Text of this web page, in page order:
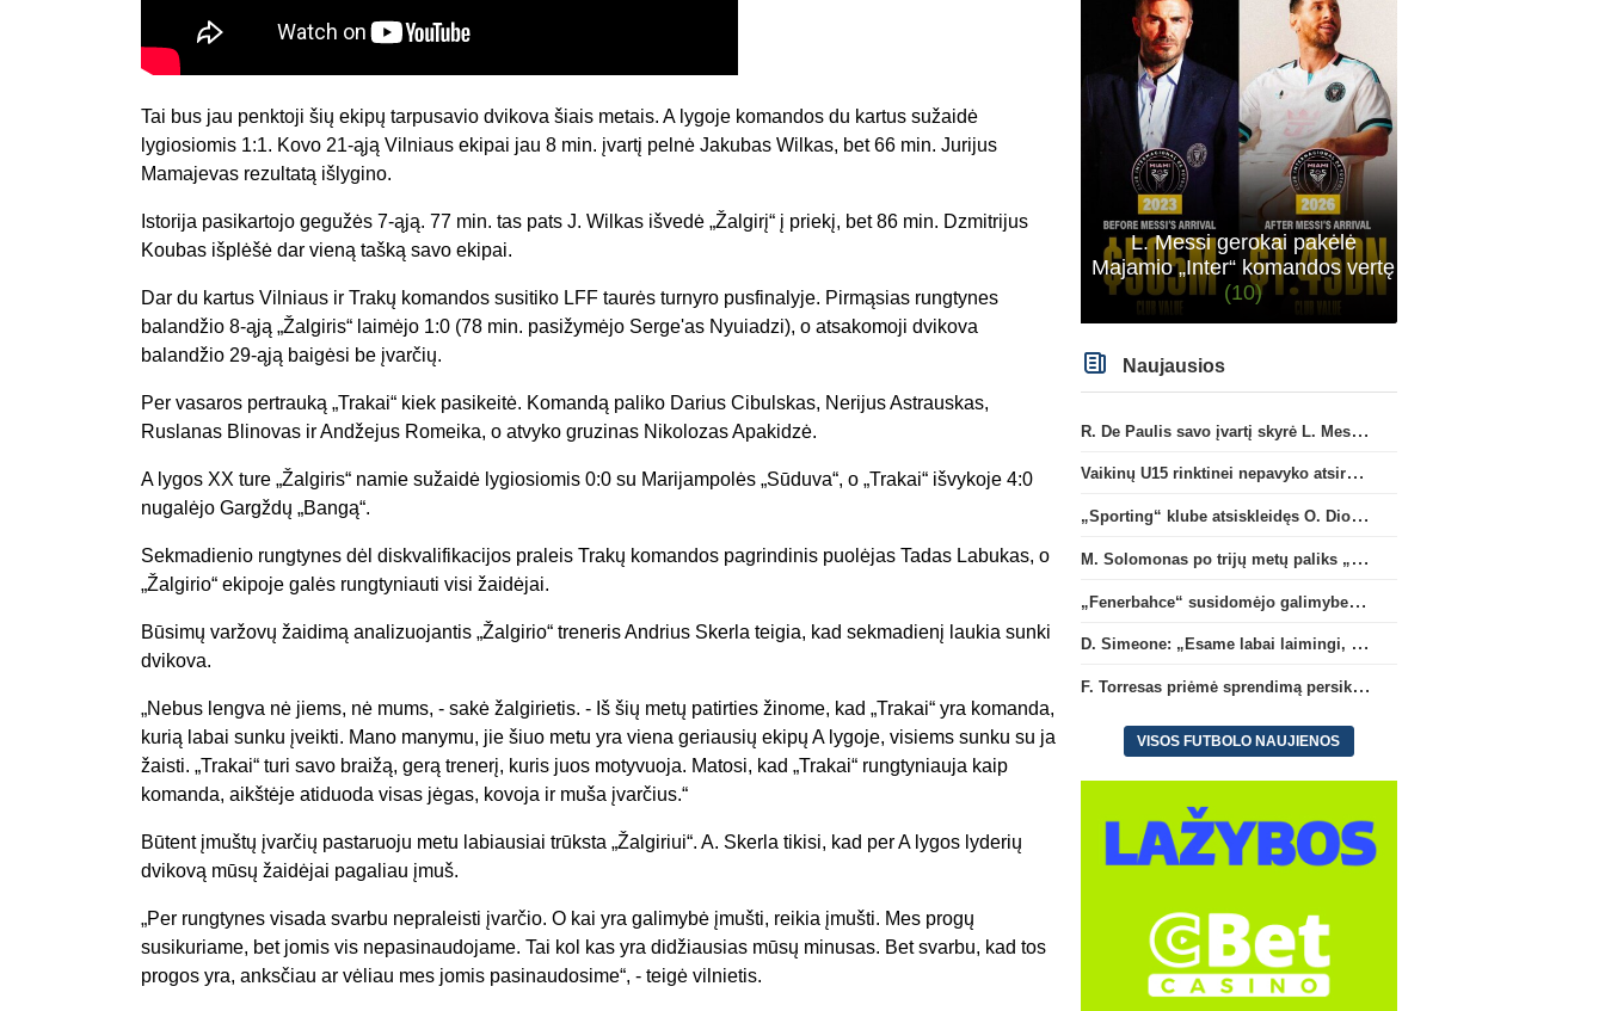
Tai bus jau penktoji šių ekipų tarpusavio dvikova šiais metais. A lygoje komandos du kartus sužaidė
lygiosiomis 1:1. Kovo 21-ąją Vilniaus ekipai jau 8 min. įvartį pelnė Jakubas Wilkas, bet 66 min. Jurijus
Mamajevas rezultatą išlygino.
Istorija pasikartojo gegužės 7-ąją. 77 min. tas pats J. Wilkas išvedė „Žalgirį“ į priekį, bet 86 min. Dzmitrijus
Koubas išplėšė dar vieną tašką savo ekipai.
Dar du kartus Vilniaus ir Trakų komandos susitiko LFF taurės turnyro pusfinalyje. Pirmąsias rungtynes
balandžio 8-ąją „Žalgiris“ laimėjo 1:0 (78 min. pasižymėjo Serge'as Nyuiadzi), o atsakomoji dvikova
balandžio 29-ąją baigėsi be įvarčių.
Per vasaros pertrauką „Trakai“ kiek pasikeitė. Komandą paliko Darius Cibulskas, Nerijus Astrauskas,
Ruslanas Blinovas ir Andžejus Romeika, o atvyko gruzinas Nikolozas Apakidzė.
A lygos XX ture „Žalgiris“ namie sužaidė lygiosiomis 0:0 su Marijampolės „Sūduva“, o „Trakai“ išvykoje 4:0
nugalėjo Gargždų „Bangą“.
Sekmadienio rungtynes dėl diskvalifikacijos praleis Trakų komandos pagrindinis puolėjas Tadas Labukas, o
„Žalgirio“ ekipoje galės rungtyniauti visi žaidėjai.
Būsimų varžovų žaidimą analizuojantis „Žalgirio“ treneris Andrius Skerla teigia, kad sekmadienį laukia sunki
dvikova.
„Nebus lengva nė jiems, nė mums, - sakė žalgirietis. - Iš šių metų patirties žinome, kad „Trakai“ yra komanda,
kurią labai sunku įveikti. Mano manymu, jie šiuo metu yra viena geriausių ekipų A lygoje, visiems sunku su ja
žaisti. „Trakai“ turi savo braižą, gerą trenerį, kuris juos motyvuoja. Matosi, kad „Trakai“ rungtyniauja kaip
komanda, aikštėje atiduoda visas jėgas, kovoja ir muša įvarčius.“
Būtent įmuštų įvarčių pastaruoju metu labiausiai trūksta „Žalgiriui“. A. Skerla tikisi, kad per A lygos lyderių
dvikovą mūsų žaidėjai pagaliau įmuš.
„Per rungtynes visada svarbu nepraleisti įvarčio. O kai yra galimybė įmušti, reikia įmušti. Mes progų
susikuriame, bet jomis vis nepasinaudojame. Tai kol kas yra didžiausias mūsų minusas. Bet svarbu, kad tos
progos yra, anksčiau ar vėliau mes jomis pasinaudosime“, - teigė vilnietis.
L. Messi gerokai pakėlė
Majamio „Inter“ komandos vertę
(10)
Naujausios
R. De Paulis savo įvartį skyrė L. Messi mirusiam tėčiui Jorge
Vaikinų U15 rinktinei nepavyko atsirevanšuoti estams
„Sporting“ klube atsiskleidęs O. Diomande papildys „Nottingham“ gretas
M. Solomonas po trijų metų paliks „Tottenham“ ir papildys „West Ham“ klubą
„Fenerbahce“ susidomėjo galimybe įsigyti R. Lukaku
D. Simeone: „Esame labai laimingi, kad turime J. Alvarezą“
F. Torresas priėmė sprendimą persikelti į PSG ekipą
VISOS FUTBOLO NAUJIENOS